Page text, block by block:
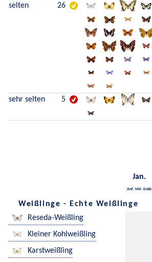
selten 26
sehr selten 5
Jan.
Anf. Mit. Ende
Weißlinge - Echte Weißlinge
Reseda-Weißling
Kleiner Kohlweißling
Karstweißling